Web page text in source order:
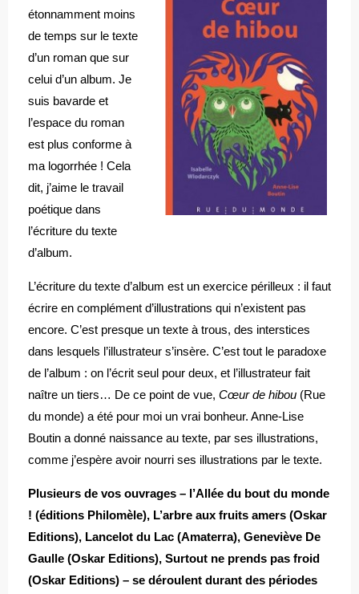
étonnamment moins
de temps sur le texte
d’un roman que sur
celui d’un album. Je
suis bavarde et
l’espace du roman
est plus conforme à
ma logorrhée ! Cela
dit, j’aime le travail
poétique dans
l’écriture du texte
d’album.
L’écriture du texte d’album est un exercice périlleux : il faut
écrire en complément d’illustrations qui n’existent pas
encore. C’est presque un texte à trous, des interstices
dans lesquels l’illustrateur s’insère. C’est tout le paradoxe
de l’album : on l’écrit seul pour deux, et l’illustrateur fait
naître un tiers… De ce point de vue, Cœur de hibou (Rue
du monde) a été pour moi un vrai bonheur. Anne-Lise
Boutin a donné naissance au texte, par ses illustrations,
comme j’espère avoir nourri ses illustrations par le texte.
Plusieurs de vos ouvrages – l’Allée du bout du monde
! (éditions Philomèle), L’arbre aux fruits amers (Oskar
Editions), Lancelot du Lac (Amaterra), Geneviève De
Gaulle (Oskar Editions), Surtout ne prends pas froid
(Oskar Editions) – se déroulent durant des périodes